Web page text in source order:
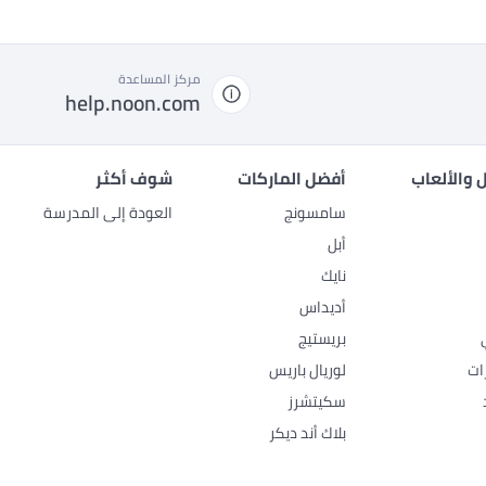
مركز المساعدة
help.noon.com
أفضل الماركات
سامسونج
أبل
نايك
أديداس
بريستيج
لوريال باريس
سكيتشرز
بلاك أند ديكر
شوف أكثر
العودة إلى المدرسة